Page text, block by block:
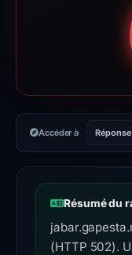
Accéder à Réponse
Résumé du
(HTTP 502).